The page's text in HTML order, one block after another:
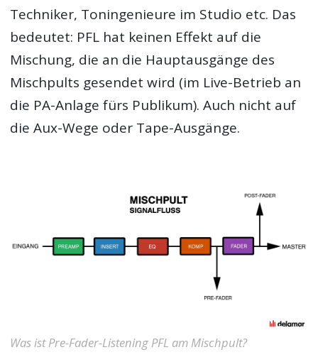
Techniker, Toningenieure im Studio etc. Das
bedeutet: PFL hat keinen Effekt auf die
Mischung, die an die Hauptausgänge des
Mischpults gesendet wird (im Live-Betrieb an
die PA-Anlage fürs Publikum). Auch nicht auf
die Aux-Wege oder Tape-Ausgänge.
Was ist Pre-Fader-Listening PFL am Mischpult?